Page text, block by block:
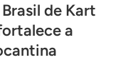
de Kart
a